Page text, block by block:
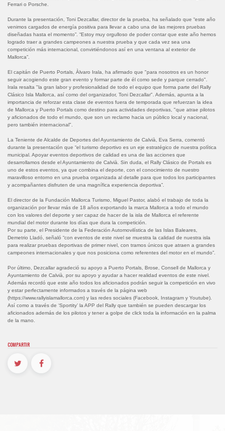
Ferrari o Porsche.
Durante la presentación, Toni Dezcallar, director de la prueba, ha señalado que “este año
venimos cargados de energía positiva para llevar a cabo una de las mejores pruebas
diseñadas hasta el momento”. “Estoy muy orgulloso de poder contar que este año hemos
logrado traer a grandes campeones a nuestra prueba y que cada vez sea una
competición más internacional, convirtiéndonos así en una ventana al exterior de
Mallorca”.
El capitán de Puerto Portals, Àlvaro Irala, ha afirmado que "para nosotros es un honor
seguir acogiendo este gran evento y formar parte de él como sede y parque cerrado".
Irala resalta "la gran labor y profesionalidad de todo el equipo que forma parte del Rally
Clásico Isla Mallorca, así como del organizador, Toni Dezcallar". Además, apunta a la
importancia de reforzar esta clase de eventos fuera de temporada que refuerzan la idea
de Mallorca y Puerto Portals como destino para actividades deportivas, "que atrae pilotos
y aficionados de todo el mundo, que son un reclamo hacia un público local y nacional,
pero también internacional".
La Teniente de Alcalde de Deportes del Ayuntamiento de Calvià, Eva Serra, comentó
durante la presentación que “el turismo deportivo es un eje estratégico de nuestra política
municipal. Apoyar eventos deportivos de calidad es una de las acciones que
desarrollamos desde el Ayuntamiento de Calvià. Sin duda, el Rally Clásico de Portals es
uno de estos eventos, ya que combina el deporte, con el conocimiento de nuestro
maravilloso entorno en una prueba organizada al detalle para que todos los participantes
y acompañantes disfruten de una magnífica experiencia deportiva”.
El director de la Fundación Mallorca Turismo, Miguel Pastor, alabó el trabajo de toda la
organización por llevar más de 18 años exportando la marca Mallorca a todo el mundo
con los valores del deporte y ser capaz de hacer de la isla de Mallorca el referente
mundial del motor durante los días que dura la competición.
Por su parte, el Presidente de la Federación Automovilística de las Islas Baleares,
Demetrio Lladó, señaló “con eventos de este nivel se muestra la calidad de nuestra isla
para realizar pruebas deportivas de primer nivel, con tramos únicos que atraen a grandes
campeones internacionales y que nos posiciona como referentes del motor en el mundo”.
Por último, Dezcallar agradeció su apoyo a Puerto Portals, Brose, Consell de Mallorca y
Ayuntamiento de Calvià, por su apoyo y ayudar a hacer realidad eventos de este nivel.
Además recordó que este año todos los aficionados podrán seguir la competición en vivo
y estar perfectamente informados a través de la página web
(https://www.rallyislamallorca.com) y las redes sociales (Facebook, Instagram y Youtube).
Así como a través de ‘Sportity’ la APP del Rally que también se pueden descargar los
aficionados además de los pilotos y tener a golpe de click toda la información en la palma
de la mano.
COMPARTIR